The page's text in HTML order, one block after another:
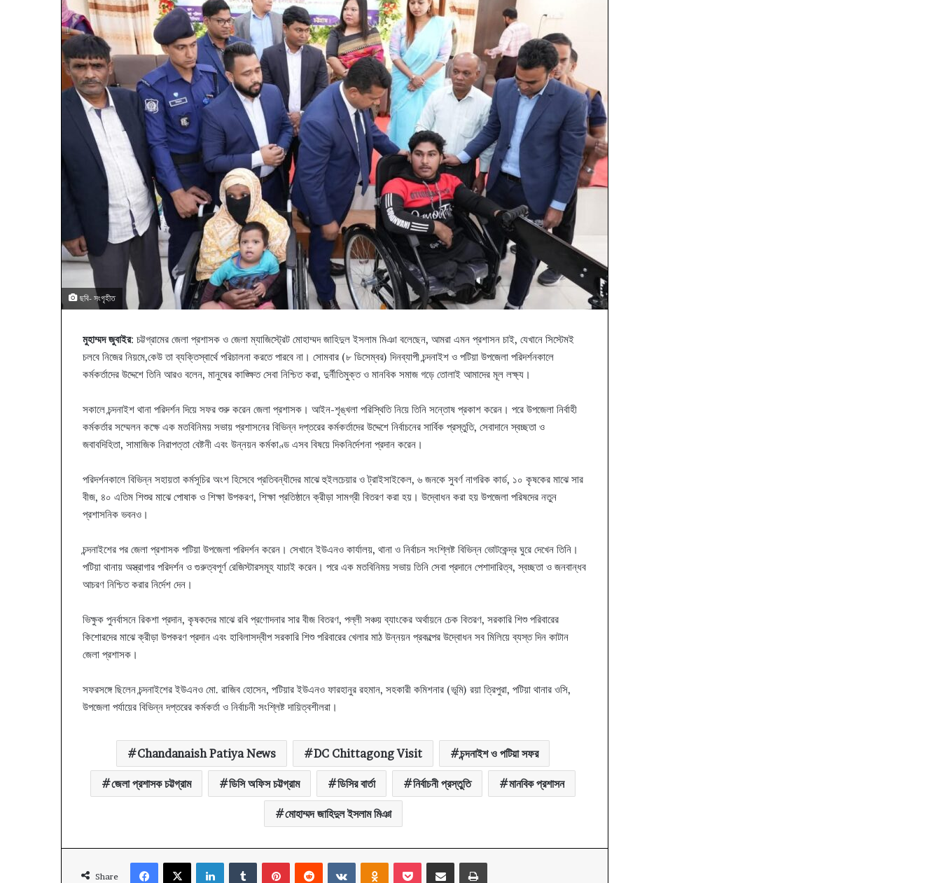
ছবি- সংগৃহীত
মুহাম্মদ জুবাইর: চট্টগ্রামের জেলা প্রশাসক ও জেলা ম্যাজিস্ট্রেট মোহাম্মদ জাহিদুল ইসলাম মিঞা বলেছেন, আমরা এমন প্রশাসন চাই, যেখানে সিস্টেমই
চলবে নিজের নিয়মে,কেউ তা ব্যক্তিস্বার্থে পরিচালনা করতে পারবে না। সোমবার (৮ ডিসেম্বর) দিনব্যাপী চন্দনাইশ ও পটিয়া উপজেলা পরিদর্শনকালে
কর্মকর্তাদের উদ্দেশে তিনি আরও বলেন, মানুষের কাঙ্ক্ষিত সেবা নিশ্চিত করা, দুর্নীতিমুক্ত ও মানবিক সমাজ গড়ে তোলাই আমাদের মূল লক্ষ্য।
সকালে চন্দনাইশ থানা পরিদর্শন দিয়ে সফর শুরু করেন জেলা প্রশাসক। আইন-শৃঙ্খলা পরিস্থিতি নিয়ে তিনি সন্তোষ প্রকাশ করেন। পরে উপজেলা নির্বাহী
কর্মকর্তার সম্মেলন কক্ষে এক মতবিনিময় সভায় প্রশাসনের বিভিন্ন দপ্তরের কর্মকর্তাদের উদ্দেশে নির্বাচনের সার্বিক প্রস্তুতি, সেবাদানে স্বচ্ছতা ও
জবাবদিহিতা, সামাজিক নিরাপত্তা বেষ্টনী এবং উন্নয়ন কর্মকাণ্ড এসব বিষয়ে দিকনির্দেশনা প্রদান করেন।
পরিদর্শনকালে বিভিন্ন সহায়তা কর্মসূচির অংশ হিসেবে প্রতিবন্ধীদের মাঝে হুইলচেয়ার ও ট্রাইসাইকেল, ৬ জনকে সুবর্ণ নাগরিক কার্ড, ১০ কৃষকের মাঝে সার
বীজ, ৪০ এতিম শিশুর মাঝে পোষাক ও শিক্ষা উপকরণ, শিক্ষা প্রতিষ্ঠানে ক্রীড়া সামগ্রী বিতরণ করা হয়। উদ্বোধন করা হয় উপজেলা পরিষদের নতুন
প্রশাসনিক ভবনও।
চন্দনাইশের পর জেলা প্রশাসক পটিয়া উপজেলা পরিদর্শন করেন। সেখানে ইউএনও কার্যালয়, থানা ও নির্বাচন সংশ্লিষ্ট বিভিন্ন ভোটকেন্দ্র ঘুরে দেখেন তিনি।
পটিয়া থানায় অস্ত্রাগার পরিদর্শন ও গুরুত্বপূর্ণ রেজিস্টারসমূহ যাচাই করেন। পরে এক মতবিনিময় সভায় তিনি সেবা প্রদানে পেশাদারিত্ব, স্বচ্ছতা ও জনবান্ধব
আচরণ নিশ্চিত করার নির্দেশ দেন।
ভিক্ষুক পুনর্বাসনে রিকশা প্রদান, কৃষকদের মাঝে রবি প্রণোদনার সার বীজ বিতরণ, পল্লী সঞ্চয় ব্যাংকের অর্থায়নে চেক বিতরণ, সরকারি শিশু পরিবারের
কিশোরদের মাঝে ক্রীড়া উপকরণ প্রদান এবং হাবিলাসদ্বীপ সরকারি শিশু পরিবারের খেলার মাঠ উন্নয়ন প্রকল্পের উদ্বোধন সব মিলিয়ে ব্যস্ত দিন কাটান
জেলা প্রশাসক।
সফরসঙ্গে ছিলেন চন্দনাইশের ইউএনও মো. রাজিব হোসেন, পটিয়ার ইউএনও ফারহানুর রহমান, সহকারী কমিশনার (ভূমি) রয়া ত্রিপুরা, পটিয়া থানার ওসি,
উপজেলা পর্যায়ের বিভিন্ন দপ্তরের কর্মকর্তা ও নির্বাচনী সংশ্লিষ্ট দায়িত্বশীলরা।
Chandanaish Patiya News DC Chittagong Visit চন্দনাইশ ও পটিয়া সফর
জেলা প্রশাসক চট্টগ্রাম ডিসি অফিস চট্টগ্রাম ডিসির বার্তা নির্বাচনী প্রস্তুতি মানবিক প্রশাসন
মোহাম্মদ জাহিদুল ইসলাম মিঞা
Share
Facebook
X LinkedInTumblrPinterestReddit VKontakteOdnoklassniki
Pocket Share via Email Print